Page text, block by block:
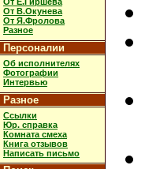
От В.Окунева
От Я.Фролова
Разное
Персоналии
Об исполнителях
Фотографии
Интервью
Разное
Ссылки
Юр. справка
Комната смеха
Книга отзывов
Написать письмо